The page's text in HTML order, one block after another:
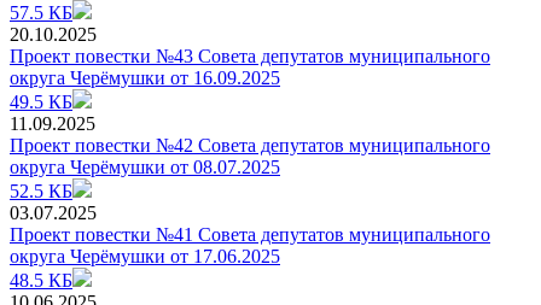
57.5 КБ
20.10.2025
Проект повестки №43 Совета депутатов муниципального
округа Черёмушки от 16.09.2025
49.5 КБ
11.09.2025
Проект повестки №42 Совета депутатов муниципального
округа Черёмушки от 08.07.2025
52.5 КБ
03.07.2025
Проект повестки №41 Совета депутатов муниципального
округа Черёмушки от 17.06.2025
48.5 КБ